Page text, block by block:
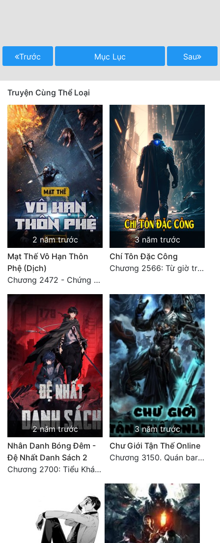
Trước Mục Lục Sau
Truyện Cùng Thể Loại
2 năm trước
Mạt Thế Vô Hạn Thôn
Phệ (Dịch)
Chương 2472 - Chứng đạo vĩnh hằng! (Đại kết cục) (4)
3 năm trước
Chí Tôn Đặc Công
Chương 2566: Từ giờ trở đi, mãi mãi đến sau này ( Đại kết cục)
2 năm trước
Nhân Danh Bóng Đêm -
Đệ Nhất Danh Sách 2
Chương 2700: Tiểu Khánh Trần
3 năm trước
Chư Giới Tận Thế Online
Chương 3150. Quán bar Huyết Hải. Hết